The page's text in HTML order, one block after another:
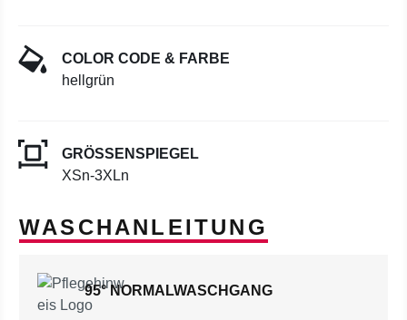
COLOR CODE & FARBE
hellgrün
GRÖSSENSPIEGEL
XSn-3XLn
WASCHANLEITUNG
95° NORMALWASCHGANG